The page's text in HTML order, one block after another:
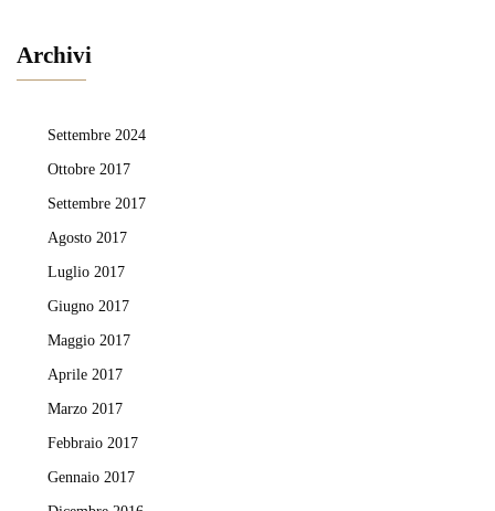
Archivi
Settembre 2024
Ottobre 2017
Settembre 2017
Agosto 2017
Luglio 2017
Giugno 2017
Maggio 2017
Aprile 2017
Marzo 2017
Febbraio 2017
Gennaio 2017